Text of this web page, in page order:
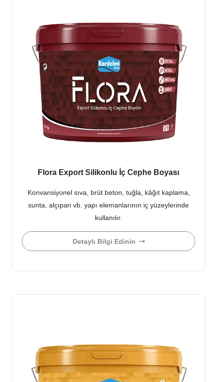
Flora Export Silikonlu İç Cephe Boyası
Konvansiyonel sıva, brüt beton, tuğla, kâğıt kaplama,
sunta, alçıpan vb. yapı elemanlarının iç yüzeylerinde
kullanılır.
Detaylı Bilgi Edinin